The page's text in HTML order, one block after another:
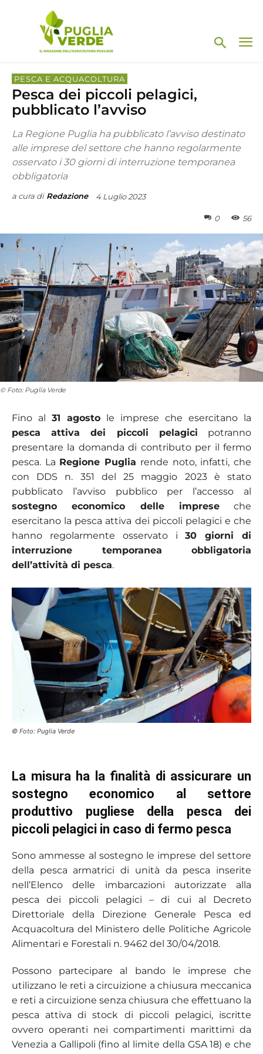
PESCA E ACQUACOLTURA
Pesca dei piccoli pelagici,
pubblicato l’avviso
La Regione Puglia ha pubblicato l’avviso destinato
alle imprese del settore che hanno regolarmente
osservato i 30 giorni di interruzione temporanea
obbligatoria
a cura di Redazione 4 Luglio 2023
0 56
© Foto: Puglia Verde
Fino al 31 agosto le imprese che esercitano la
pesca attiva dei piccoli pelagici potranno
presentare la domanda di contributo per il fermo
pesca. La Regione Puglia rende noto, infatti, che
con DDS n. 351 del 25 maggio 2023 è stato
pubblicato l’avviso pubblico per l’accesso al
sostegno economico delle impreseche
esercitano la pesca attiva dei piccoli pelagici e che
hanno regolarmente osservato i30 giorni di
interruzione temporanea obbligatoria
dell’attività di pesca.
© Foto: Puglia Verde
La misura ha la finalità di assicurare un
sostegno economico al settore
produttivo pugliese della pesca dei
piccoli pelagici in caso di fermo pesca
Sono ammesse al sostegno le imprese del settore
della pesca armatrici di unità da pesca inserite
nell’Elenco delle imbarcazioni autorizzate alla
pesca dei piccoli pelagici – di cui al Decreto
Direttoriale della Direzione Generale Pesca ed
Acquacoltura del Ministero delle Politiche Agricole
Alimentari e Forestali n. 9462 del 30/04/2018.
Possono partecipare al bando le imprese che
utilizzano le reti a circuizione a chiusura meccanica
e reti a circuizione senza chiusura che effettuano la
pesca attiva di stock di piccoli pelagici, iscritte
ovvero operanti nei compartimenti marittimi da
Venezia a Gallipoli (fino al limite della GSA 18) e che